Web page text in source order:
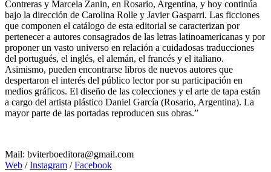
Contreras y Marcela Zanin, en Rosario, Argentina, y hoy continúa
bajo la dirección de Carolina Rolle y Javier Gasparri. Las ficciones
que componen el catálogo de esta editorial se caracterizan por
pertenecer a autores consagrados de las letras latinoamericanas y por
proponer un vasto universo en relación a cuidadosas traducciones
del portugués, el inglés, el alemán, el francés y el italiano.
Asimismo, pueden encontrarse libros de nuevos autores que
despertaron el interés del público lector por su participación en
medios gráficos. El diseño de las colecciones y el arte de tapa están
a cargo del artista plástico Daniel García (Rosario, Argentina). La
mayor parte de las portadas reproducen sus obras.”
Mail: bviterboeditora@gmail.com
Web /Instagram /Facebook